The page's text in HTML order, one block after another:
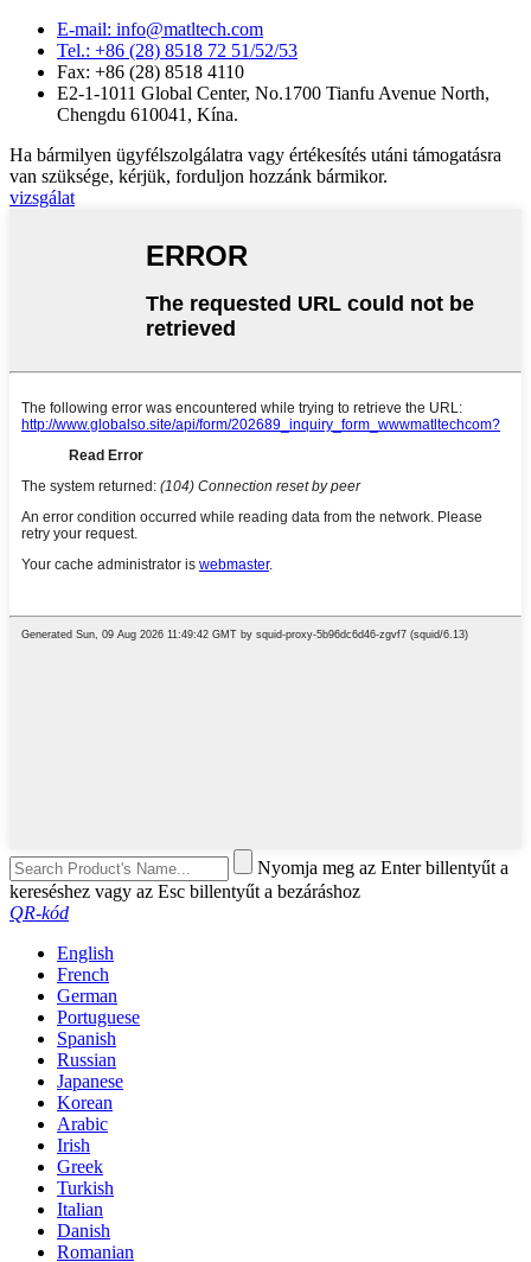
E-mail: info@matltech.com
Tel.: +86 (28) 8518 72 51/52/53
Fax: +86 (28) 8518 4110
E2-1-1011 Global Center, No.1700 Tianfu Avenue North,
Chengdu 610041, Kína.
Ha bármilyen ügyfélszolgálatra vagy értékesítés utáni támogatásra
van szüksége, kérjük, forduljon hozzánk bármikor.
vizsgálat
Nyomja meg az Enter billentyűt a
kereséshez vagy az Esc billentyűt a bezáráshoz
QR-kód
English
French
German
Portuguese
Spanish
Russian
Japanese
Korean
Arabic
Irish
Greek
Turkish
Italian
Danish
Romanian